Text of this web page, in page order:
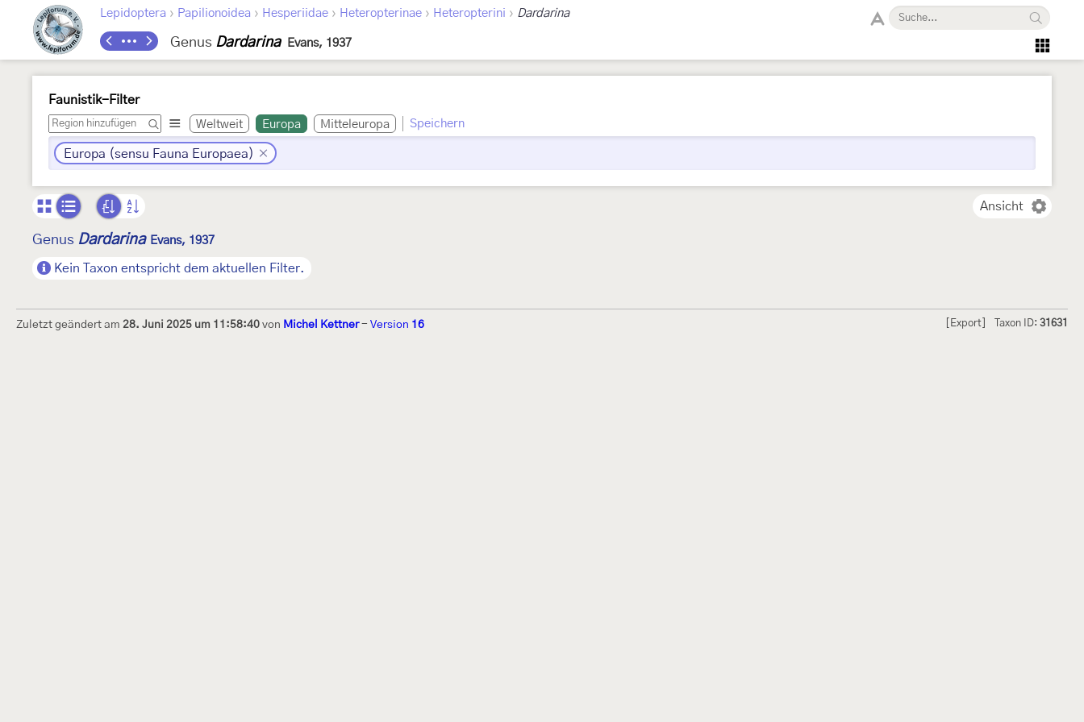
Lepidoptera › Papilionoidea › Hesperiidae › Heteropterinae › Heteropterini › Dardarina
Genus Dardarina Evans, 1937
Faunistik-Filter
Weltweit Europa Mitteleuropa Speichern
Europa (sensu Fauna Europaea)
Ansicht
Genus Dardarina Evans, 1937
Kein Taxon entspricht dem aktuellen Filter.
Zuletzt geändert am 28. Juni 2025 um 11:58:40 von Michel Kettner- Version 16 Taxon ID: 31631
[Export]